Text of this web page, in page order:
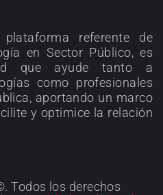
referente de
en Sector Público, es
que ayude tanto a
como profesionales
aportando un marco
y optimice la relación
Todos los derechos